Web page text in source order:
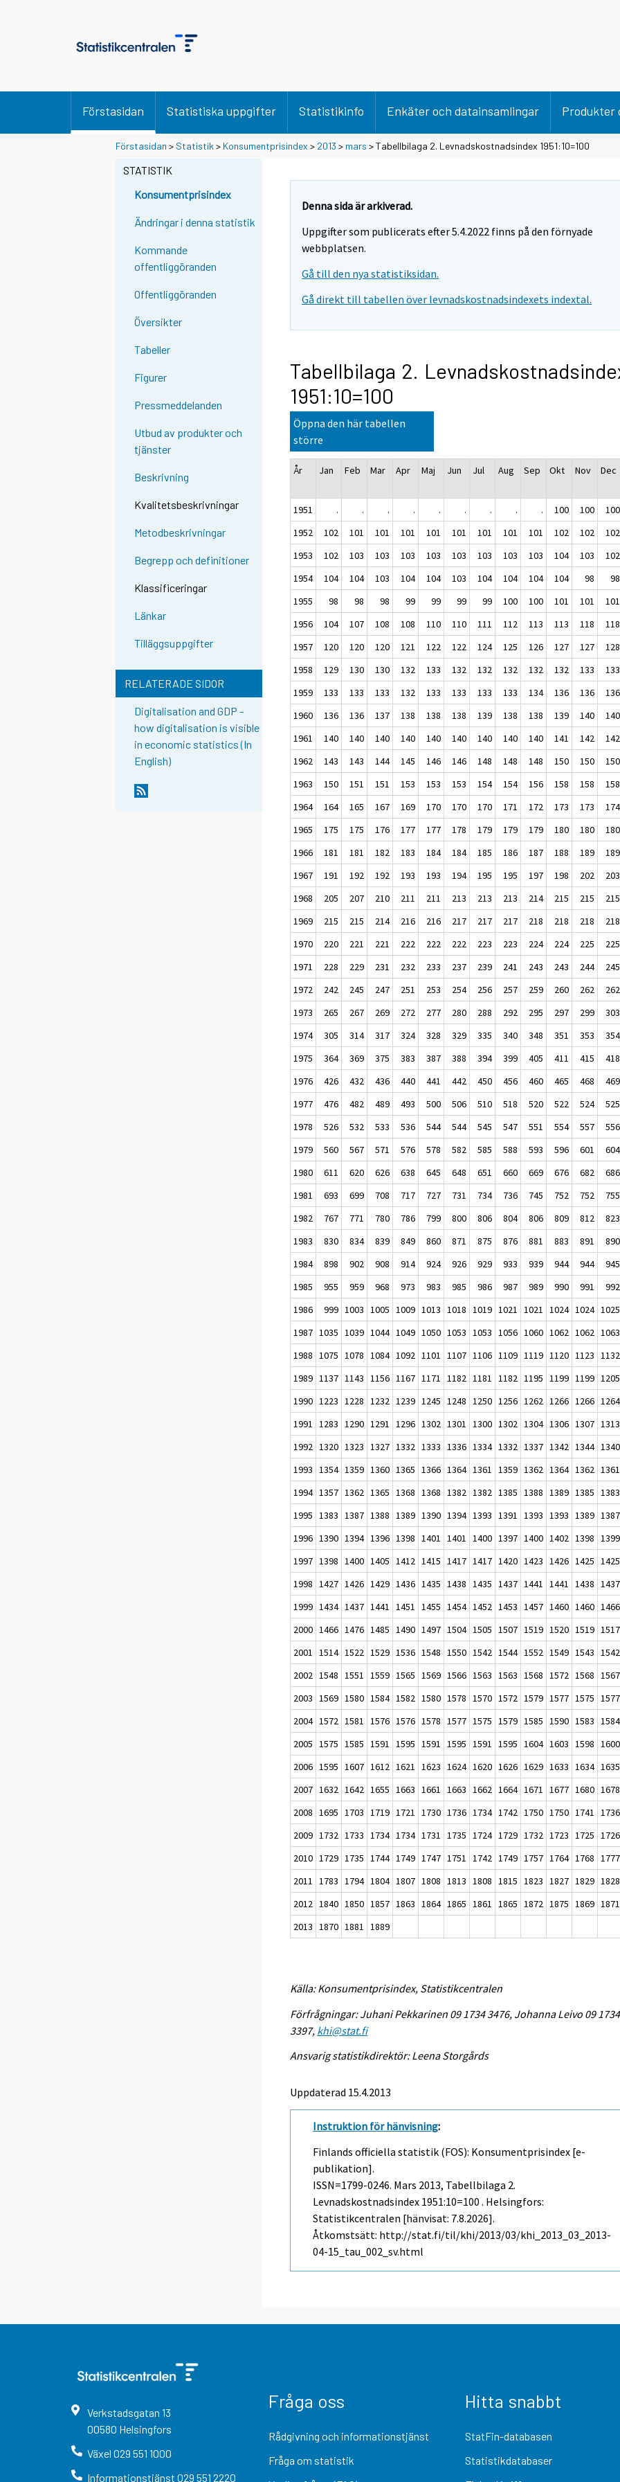
Förstasidan Statistiska uppgifter Statistikinfo Enkäter och datainsamlingar Produkter
Förstasidan > Statistik > Konsumentprisindex > 2013 > mars > Tabellbilaga 2. Levnadskostnadsindex 1951:10=100
STATISTIK
Konsumentprisindex
Ändringar i denna statistik
Kommande
offentliggöranden
Offentliggöranden
Översikter
Tabeller
Figurer
Pressmeddelanden
Utbud av produkter och
tjänster
Beskrivning
Kvalitetsbeskrivningar
Metodbeskrivningar
Begrepp och definitioner
Klassificeringar
Länkar
Tilläggsuppgifter
RELATERADE SIDOR
Digitalisation and GDP -
how digitalisation is visible
in economic statistics (In
English)
Denna sida är arkiverad.
Uppgifter som publicerats efter 5.4.2022 finns på den förnyade
webbplatsen.
Gå till den nya statistiksidan.
Gå direkt till tabellen över levnadskostnadsindexets indextal.
Tabellbilaga 2.
1951:10=100
Öppna den här tabellen
större
År Jan Feb Mar Apr Maj Jun Jul Aug Sep Okt Nov Dec
1951
. . . . . . . . . 100 100 100
1952
102 101 101 101 101 101 101 101 101 102 102 102
1953
102 103 103 103 103 103 103 103 103 104 103 102
1954
104 104 103 104 104 103 104 104 104 104 98 98
1955
98 98 98 99 99 99 99 100 100 101 101 101
1956
104 107 108 108 110 110 111 112 113 113 118 118
1957
120 120 120 121 122 122 124 125 126 127 127 128
1958
129 130 130 132 133 132 132 132 132 132 133 133
1959
133 133 133 132 133 133 133 133 134 136 136 136
1960
136 136 137 138 138 138 139 138 138 139 140 140
1961
140 140 140 140 140 140 140 140 140 141 142 142
1962
143 143 144 145 146 146 148 148 148 150 150 150
1963
150 151 151 153 153 153 154 154 156 158 158 158
1964
164 165 167 169 170 170 170 171 172 173 173 174
1965
175 175 176 177 177 178 179 179 179 180 180 180
1966
181 181 182 183 184 184 185 186 187 188 189 189
1967
191 192 192 193 193 194 195 195 197 198 202 203
1968
205 207 210 211 211 213 213 213 214 215 215 215
1969
215 215 214 216 216 217 217 217 218 218 218 218
1970
220 221 221 222 222 222 223 223 224 224 225 225
1971
228 229 231 232 233 237 239 241 243 243 244 245
1972
242 245 247 251 253 254 256 257 259 260 262 262
1973
265 267 269 272 277 280 288 292 295 297 299 303
1974
305 314 317 324 328 329 335 340 348 351 353 354
1975
364 369 375 383 387 388 394 399 405 411 415 418
1976
426 432 436 440 441 442 450 456 460 465 468 469
1977
476 482 489 493 500 506 510 518 520 522 524 525
1978
526 532 533 536 544 544 545 547 551 554 557 556
1979
560 567 571 576 578 582 585 588 593 596 601 604
1980
611 620 626 638 645 648 651 660 669 676 682 686
1981
693 699 708 717 727 731 734 736 745 752 752 755
1982
767 771 780 786 799 800 806 804 806 809 812 823
1983
830 834 839 849 860 871 875 876 881 883 891 890
1984
898 902 908 914 924 926 929 933 939 944 944 945
1985
955 959 968 973 983 985 986 987 989 990 991 992
1986
999 1003 1005 1009 1013 1018 1019 1021 1021 1024 1024 1025
1987 1035 1039 1044 1049 1050 1053 1053 1056 1060 1062 1062 1063
1988 1075 1078 1084 1092 1101 1107 1106 1109 1119 1120 1123 1132
1989 1137 1143 1156 1167 1171 1182 1181 1182 1195 1199 1199 1205
1990 1223 1228 1232 1239 1245 1248 1250 1256 1262 1266 1266 1264
1991 1283 1290 1291 1296 1302 1301 1300 1302 1304 1306 1307 1313
1992 1320 1323 1327 1332 1333 1336 1334 1332 1337 1342 1344 1340
1993 1354 1359 1360 1365 1366 1364 1361 1359 1362 1364 1362 1361
1994 1357 1362 1365 1368 1368 1382 1382 1385 1388 1389 1385 1383
1995 1383 1387 1388 1389 1390 1394 1393 1391 1393 1393 1389 1387
1996 1390 1394 1396 1398 1401 1401 1400 1397 1400 1402 1398 1399
1997 1398 1400 1405 1412 1415 1417 1417 1420 1423 1426 1425 1425
1998 1427 1426 1429 1436 1435 1438 1435 1437 1441 1441 1438 1437
1999 1434 1437 1441 1451 1455 1454 1452 1453 1457 1460 1460 1466
2000 1466 1476 1485 1490 1497 1504 1505 1507 1519 1520 1519 1517
2001 1514 1522 1529 1536 1548 1550 1542 1544 1552 1549 1543 1542
2002 1548 1551 1559 1565 1569 1566 1563 1563 1568 1572 1568 1567
2003 1569 1580 1584 1582 1580 1578 1570 1572 1579 1577 1575 1577
2004 1572 1581 1576 1576 1578 1577 1575 1579 1585 1590 1583 1584
2005 1575 1585 1591 1595 1591 1595 1591 1595 1604 1603 1598 1600
2006 1595 1607 1612 1621 1623 1624 1620 1626 1629 1633 1634 1635
2007 1632 1642 1655 1663 1661 1663 1662 1664 1671 1677 1680 1678
2008 1695 1703 1719 1721 1730 1736 1734 1742 1750 1750 1741 1736
2009 1732 1733 1734 1734 1731 1735 1724 1729 1732 1723 1725 1726
2010 1729 1735 1744 1749 1747 1751 1742 1749 1757 1764 1768 1777
2011 1783 1794 1804 1807 1808 1813 1808 1815 1823 1827 1829 1828
2012 1840 1850 1857 1863 1864 1865 1861 1865 1872 1875 1869 1871
2013 1870 1881 1889
Källa: Konsumentprisindex, Statistikcentralen
Förfrågningar: Juhani Pekkarinen 09 1734 3476, Johanna Leivo 09 1734
3397, khi@stat.fi
Ansvarig statistikdirektör: Leena Storgårds
Uppdaterad 15.4.2013
Instruktion för hänvisning:
Finlands officiella statistik (FOS): Konsumentprisindex [e-
publikation].
ISSN=1799-0246. Mars 2013, Tabellbilaga 2.
Levnadskostnadsindex 1951:10=100 . Helsingfors:
Statistikcentralen [hänvisat: 7.8.2026].
Åtkomstsätt: http://stat.fi/til/khi/2013/03/khi_2013_03_2013-
04-15_tau_002_sv.html
Verkstadsgatan 13
00580 Helsingfors
Växel 029 551 1000
Informationstjänst 029 551 2220
Fråga oss
Rådgivning och informationstjänst
Fråga om statistik
Hitta snabbt
StatFin-databasen
Statistikdatabaser